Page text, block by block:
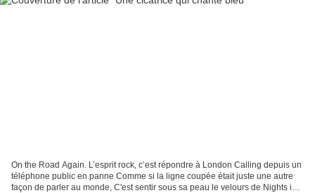
On the Road Again. L’esprit rock, c’est répondre à London Calling depuis un
téléphone public en panne Comme si la ligne coupée était juste une autre
façon de parler au monde, C'est sentir sous sa peau le velours de Nights in